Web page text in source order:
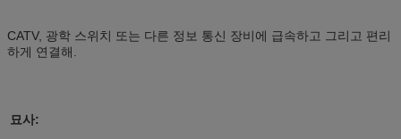
CATV, 광학 스위치 또는 다른 정보 통신 장비에 급속하고 그리고 편리
하게 연결해.
묘사: